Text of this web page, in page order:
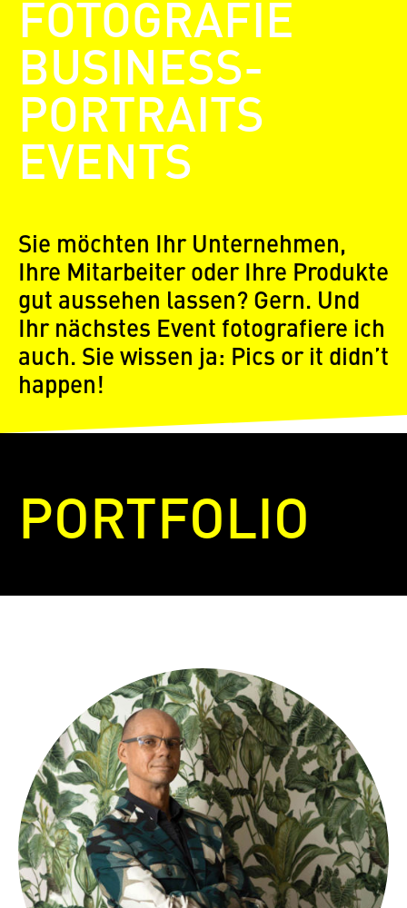
FOTOGRAFIE
BUSINESS-
PORTRAITS
EVENTS
Sie möchten Ihr Unternehmen,
Ihre Mitarbeiter oder Ihre Produkte
gut aussehen lassen? Gern. Und
Ihr nächstes Event fotografiere ich
auch. Sie wissen ja: Pics or it didn’t
happen!
PORTFOLIO